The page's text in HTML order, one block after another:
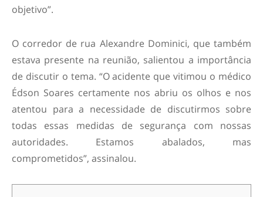
objetivo”.
O corredor de rua Alexandre Dominici, que também
estava presente na reunião, salientou a importância
de discutir o tema. “O acidente que vitimou o médico
Édson Soares certamente nos abriu os olhos e nos
atentou para a necessidade de discutirmos sobre
todas essas medidas de segurança com nossas
autoridades. Estamos abalados, mas
comprometidos”, assinalou.